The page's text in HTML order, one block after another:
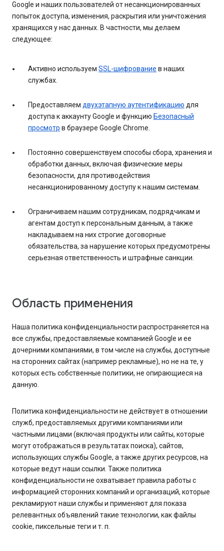
Google и наших пользователей от несанкционированных
попыток доступа, изменения, раскрытия или уничтожения
хранящихся у нас данных. В частности, мы делаем
следующее:
Активно используем SSL-шифрование в наших
службах.
Предоставляем двухэтапную аутентификацию для
доступа к аккаунту Google и функцию Безопасный
просмотр в браузере Google Chrome.
Постоянно совершенствуем способы сбора, хранения и
обработки данных, включая физические меры
безопасности, для противодействия
несанкционированному доступу к нашим системам.
Ограничиваем нашим сотрудникам, подрядчикам и
агентам доступ к персональным данным, а также
накладываем на них строгие договорные
обязательства, за нарушение которых предусмотрены
серьезная ответственность и штрафные санкции.
Область применения
Наша политика конфиденциальности распространяется на
все службы, предоставляемые компанией Google и ее
дочерними компаниями, в том числе на службы, доступные
на сторонних сайтах (например рекламные), но не на те, у
которых есть собственные политики, не опирающиеся на
данную.
Политика конфиденциальности не действует в отношении
служб, предоставляемых другими компаниями или
частными лицами (включая продукты или сайты, которые
могут отображаться в результатах поиска), сайтов,
использующих службы Google, а также других ресурсов, на
которые ведут наши ссылки. Также политика
конфиденциальности не охватывает правила работы с
информацией сторонних компаний и организаций, которые
рекламируют наши службы и применяют для показа
релевантных объявлений такие технологии, как файлы
cookie, пиксельные теги и т. п.